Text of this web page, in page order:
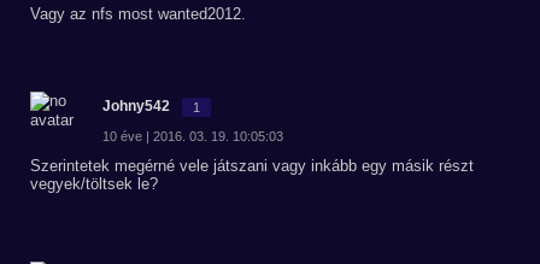
Vagy az nfs most wanted2012.
Johny542 1
10 éve | 2016. 03. 19. 10:05:03
Szerintetek megérné vele játszani vagy inkább egy másik részt
vegyek/töltsek le?